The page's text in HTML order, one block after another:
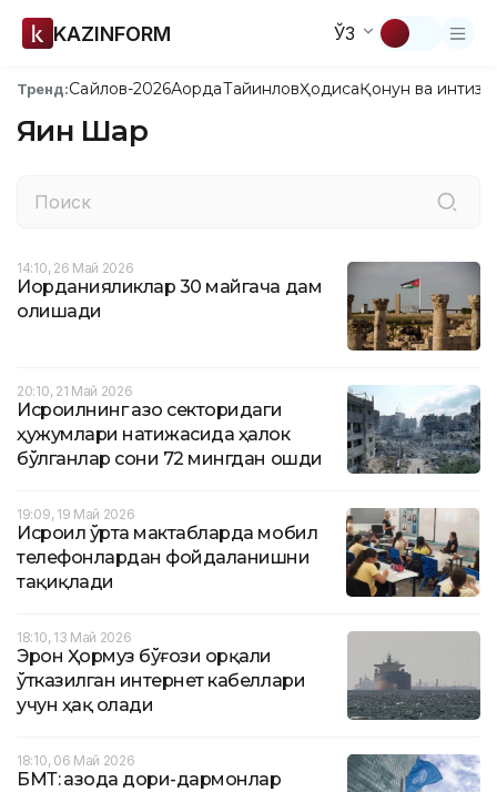
KAZINFORM ЎЗ
Тренд:Сайлов-2026АқордаТайинловҲодисаҚонун ва
Яқин Шарқ
14:10, 26 Май 2026
Иорданияликлар 30 майгача дам
олишади
20:10, 21 Май 2026
Исроилнинг Ғазо секторидаги
ҳужумлари натижасида ҳалок
бўлганлар сони 72 мингдан ошди
19:09, 19 Май 2026
Исроил ўрта мактабларда мобил
телефонлардан фойдаланишни
тақиқлади
18:10, 13 Май 2026
Эрон Ҳормуз бўғози орқали
ўтказилган интернет кабеллари
учун ҳақ олади
18:10, 06 Май 2026
БМТ: Ғазода дори-дармонлар